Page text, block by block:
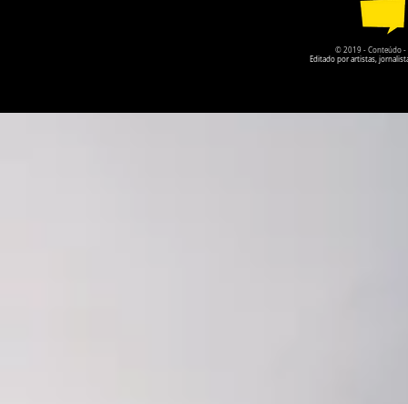
© 2019 - Conteúdo -
Editado por artistas,